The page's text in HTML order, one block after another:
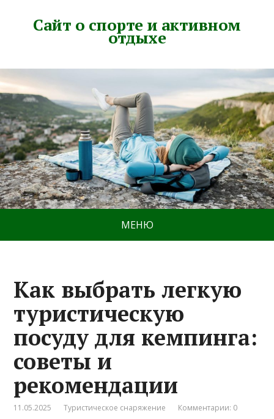
Сайт о спорте и активном
отдыхе
МЕНЮ
Как выбрать легкую
туристическую
посуду для кемпинга:
советы и
рекомендации
11.05.2025 Туристическое снаряжение Комментарии: 0